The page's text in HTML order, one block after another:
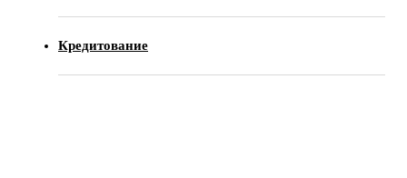
Кредитование